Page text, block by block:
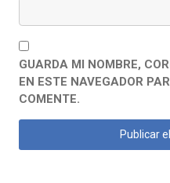
GUARDA MI NOMBRE,
EN ESTE NAVEGADOR
COMENTE.